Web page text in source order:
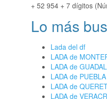
+ 52 954 + 7 dígitos
Lo más
Lada del df
LADA de
LADA de
LADA de PUEBLA
LADA de
LADA de